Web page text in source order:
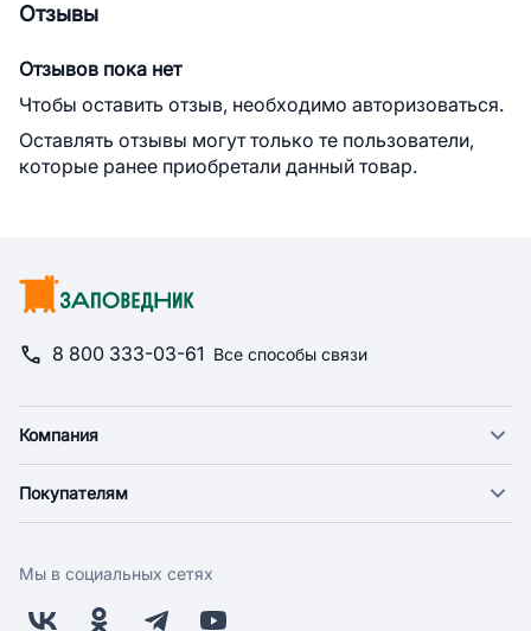
Отзывы
Отзывов пока нет
Чтобы оставить отзыв, необходимо авторизоваться.
Оставлять отзывы могут только те пользователи,
которые ранее приобретали данный товар.
8 800 333-03-61 Все способы связи
Компания
Новости
Поставщикам
Покупателям
Оплата
Бонусная программа
Мы в социальных сетях